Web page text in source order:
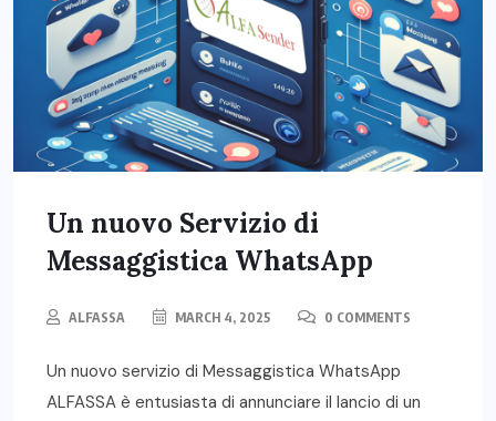
Un nuovo Servizio di
Messaggistica WhatsApp
ALFASSA MARCH 4, 2025 0 COMMENTS
Un nuovo servizio di Messaggistica WhatsApp
ALFASSA è entusiasta di annunciare il lancio di un